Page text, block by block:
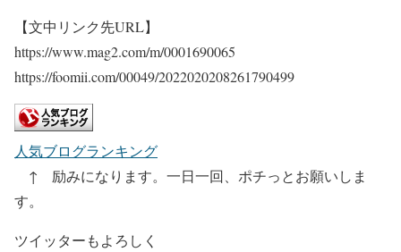
【文中リンク先URL】
https://www.mag2.com/m/0001690065
https://foomii.com/00049/2022020208261790499
人気ブログランキング
↑ 励みになります。一日一回、ポチっとお願いしま
す。
ツイッターもよろしく